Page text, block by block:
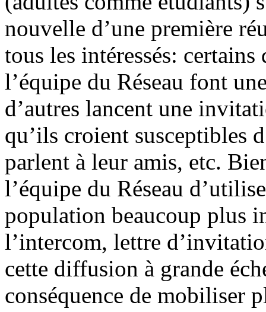
nouvelle d’une première
tous les intéressés:
l’équipe du Réseau font
d’autres lancent une
qu’ils croient susceptibles
parlent à leur amis, etc.
l’équipe du Réseau
population beaucoup plus
l’intercom, lettre
cette diffusion à grande
conséquence de mobiliser